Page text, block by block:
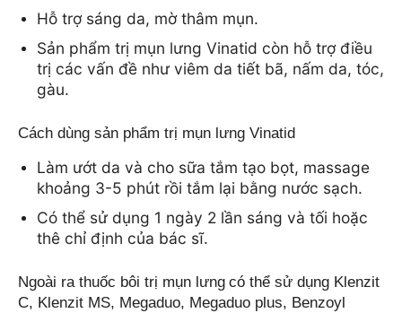
Hỗ trợ sáng da, mờ thâm mụn.
Sản phẩm trị mụn lưng Vinatid còn hỗ trợ điều
trị các vấn đề như viêm da tiết bã, nấm da, tóc,
gàu.
Cách dùng sản phẩm trị mụn lưng Vinatid
Làm ướt da và cho sữa tắm tạo bọt, massage
khoảng 3-5 phút rồi tắm lại bằng nước sạch.
Có thể sử dụng 1 ngày 2 lần sáng và tối hoặc
thê chỉ định của bác sĩ.
Ngoài ra thuốc bôi trị mụn lưng có thể sử dụng Klenzit
C, Klenzit MS, Megaduo, Megaduo plus, Benzoyl